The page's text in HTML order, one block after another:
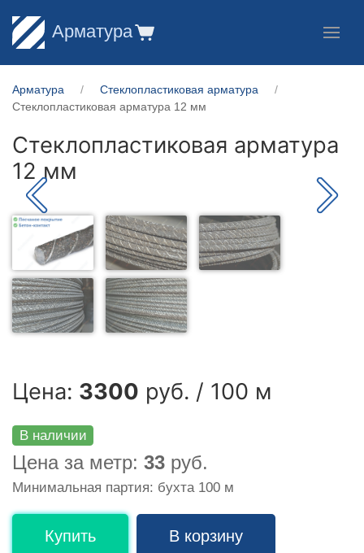
Арматура
Арматура
Стеклопластиковая арматура
Стеклопластиковая арматура 12 мм
Стеклопластиковая арматура
12 мм
Цена: 3300 руб. / 100 м
В наличии
Цена за метр: 33 руб.
Минимальная партия: бухта 100 м
Купить В корзину